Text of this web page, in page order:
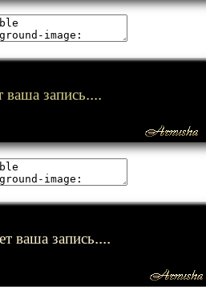
ваша запись....
ваша запись....